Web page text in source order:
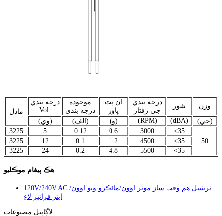
ماڊل
درجه بندي
Vol.
موجوده
درجه بندي
ان پٽ
پاور
درجه بندي
جي رفتار
شور
وزن
(وي)
(الف) (و) (RPM) (dBA)
(جي)
3225
5 0.12 0.6 3000 <35
50
3225 12 0.1 1.2 4500 <35
3225
24 0.2 4.8 5500 <35
هڪ پيغام موڪليو
120V/240V AC ٽرنٽيبل هم وقت ساز موٽر اوون/مائڪرو ويو اوون/
ايئر فرائير لاءِ
لاڳاپيل مصنوعات